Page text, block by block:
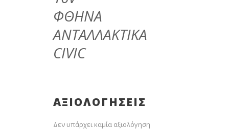
ΦΘΗΝΑ
ΑΝΤΑΛΛΑΚΤΙΚΑ
CIVIC
ΑΞΙΟΛΟΓΉΣΕΙΣ
Δεν υπάρχει καμία αξιολόγηση